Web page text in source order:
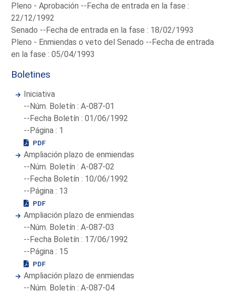
Pleno - Aprobación --Fecha de entrada en la fase :
22/12/1992
Senado --Fecha de entrada en la fase : 18/02/1993
Pleno - Enmiendas o veto del Senado --Fecha de entrada
en la fase : 05/04/1993
Boletines
Iniciativa
--Núm. Boletín : A-087-01
--Fecha Boletín : 01/06/1992
--Página : 1
PDF
Ampliación plazo de enmiendas
--Núm. Boletín : A-087-02
--Fecha Boletín : 10/06/1992
--Página : 13
PDF
Ampliación plazo de enmiendas
--Núm. Boletín : A-087-03
--Fecha Boletín : 17/06/1992
--Página : 15
PDF
Ampliación plazo de enmiendas
--Núm. Boletín : A-087-04